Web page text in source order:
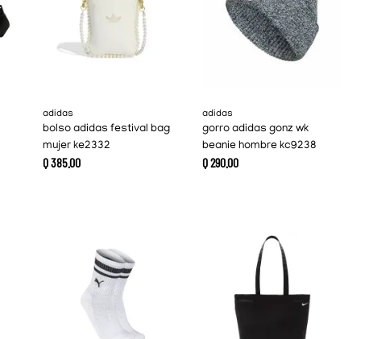
adidas
bolso adidas festival bag
mujer ke2332
Q38500
adidas
gorro adidas gonz wk
beanie hombre kc9238
Q29000